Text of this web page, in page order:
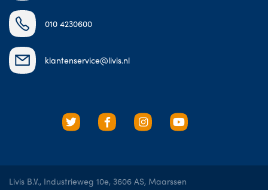
010 4230600
klantenservice@livis.nl
Livis B.V., Industrieweg 10e, 3606 AS, Maarssen